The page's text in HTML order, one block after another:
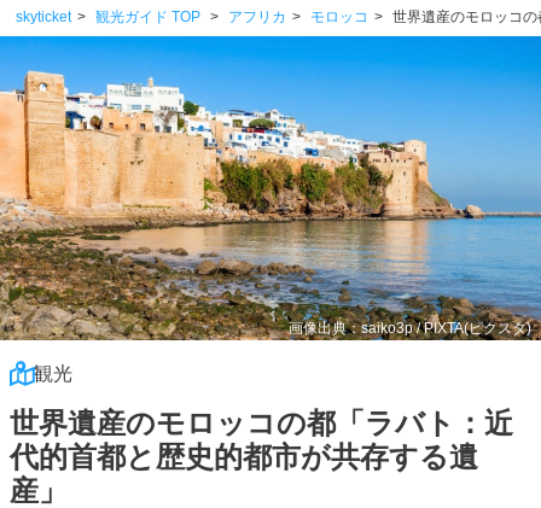
skyticket 観光ガイド TOP アフリカ モロッコ 世界遺産のモロッコ
画像出典：saiko3p / PIXTA(ピクスタ)
観光
世界遺産のモロッコの都「ラバト：近
代的首都と歴史的都市が共存する遺
産」